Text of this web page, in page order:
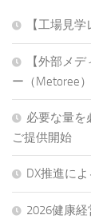
【工場見
【外部メ
ー（Metoree
必要な量を
ご提供開始
DX推進に
2026健康